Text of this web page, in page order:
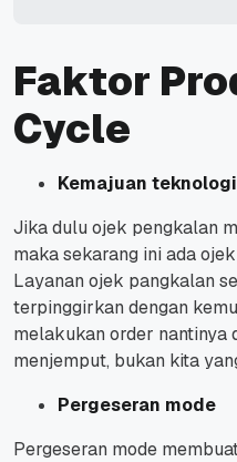
Faktor
Cycle
Kemajuan teknologi
Jika dulu ojek pengkalan
maka sekarang ini ada
Layanan ojek pangkalan
terpinggirkan dengan
melakukan order nantinya
menjemput, bukan kita
Pergeseran mode
Pergeseran mode